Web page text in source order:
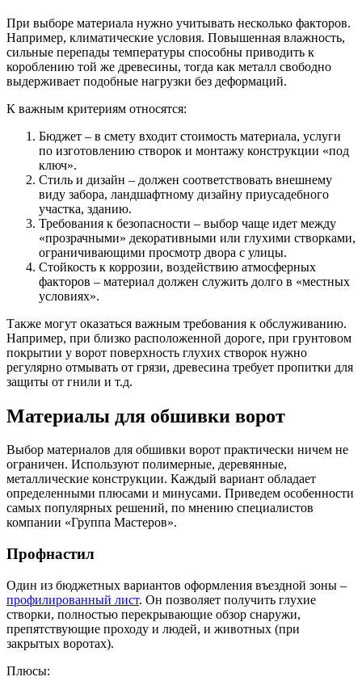
При выборе материала нужно учитывать несколько факторов.
Например, климатические условия. Повышенная влажность,
сильные перепады температуры способны приводить к
короблению той же древесины, тогда как металл свободно
выдерживает подобные нагрузки без деформаций.
К важным критериям относятся:
Бюджет – в смету входит стоимость материала, услуги
по изготовлению створок и монтажу конструкции «под
ключ».
Стиль и дизайн – должен соответствовать внешнему
виду забора, ландшафтному дизайну приусадебного
участка, зданию.
Требования к безопасности – выбор чаще идет между
«прозрачными» декоративными или глухими створками,
ограничивающими просмотр двора с улицы.
Стойкость к коррозии, воздействию атмосферных
факторов – материал должен служить долго в «местных
условиях».
Также могут оказаться важным требования к обслуживанию.
Например, при близко расположенной дороге, при грунтовом
покрытии у ворот поверхность глухих створок нужно
регулярно отмывать от грязи, древесина требует пропитки для
защиты от гнили и т.д.
Материалы для обшивки ворот
Выбор материалов для обшивки ворот практически ничем не
ограничен. Используют полимерные, деревянные,
металлические конструкции. Каждый вариант обладает
определенными плюсами и минусами. Приведем особенности
самых популярных решений, по мнению специалистов
компании «Группа Мастеров».
Профнастил
Один из бюджетных вариантов оформления въездной зоны –
профилированный лист. Он позволяет получить глухие
створки, полностью перекрывающие обзор снаружи,
препятствующие проходу и людей, и животных (при
закрытых воротах).
Плюсы: